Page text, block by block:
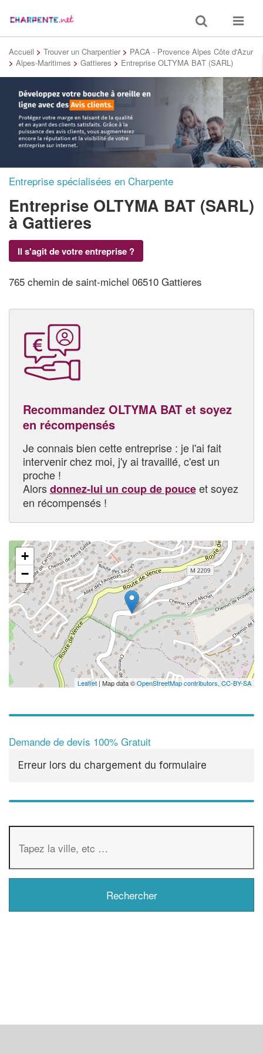
Toggle
search
Toggle
Accueil > Trouver un Charpentier > PACA - Provence Alpes Côte d'Azur
> Alpes-Maritimes > Gattieres > Entreprise OLTYMA BAT (SARL)
Entreprise spécialisées en Charpente
Entreprise OLTYMA BAT (SARL)
à Gattieres
Il s'agit de votre entreprise ?
765 chemin de saint-michel 06510 Gattieres
Recommandez OLTYMA BAT et soyez
en récompensés
Je connais bien cette entreprise : je l'ai fait
intervenir chez moi, j'y ai travaillé, c'est un
proche !
Alorsdonnez-lui un coup de pouceet soyez
en récompensés !
+
−
Leaflet| Map data ©OpenStreetMap contributors, CC-BY-SA
Demande de devis 100% Gratuit
Erreur lors du chargement du formulaire